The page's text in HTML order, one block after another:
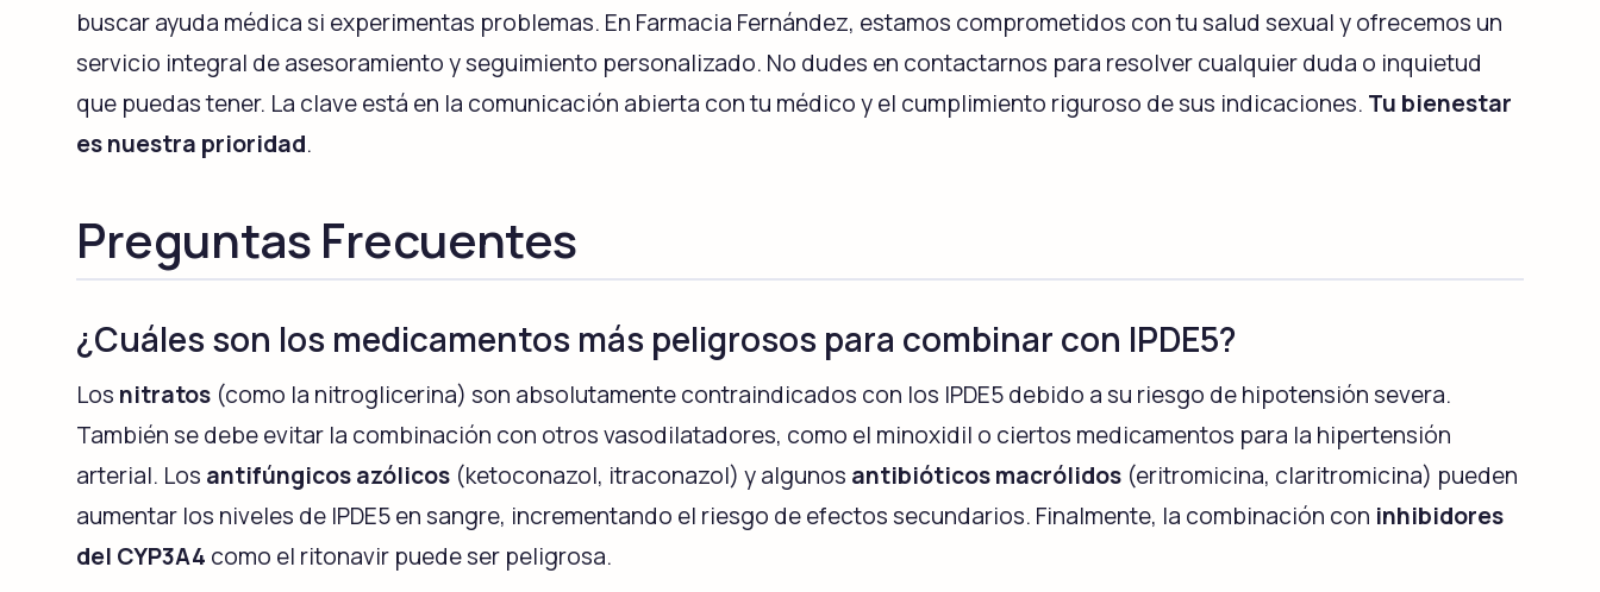
buscar ayuda médica si experimentas problemas. En Farmacia Fernández, estamos comprometidos con tu salud sexual y ofrecemos un
servicio integral de asesoramiento y seguimiento personalizado. No dudes en contactarnos para resolver cualquier duda o inquietud
que puedas tener. La clave está en la comunicación abierta con tu médico y el cumplimiento riguroso de sus indicaciones. Tu bienestar
es nuestra prioridad.
Preguntas Frecuentes
¿Cuáles son los medicamentos más peligrosos para combinar con IPDE5?
Los nitratos (como la nitroglicerina) son absolutamente contraindicados con los IPDE5 debido a su riesgo de hipotensión severa.
También se debe evitar la combinación con otros vasodilatadores, como el minoxidil o ciertos medicamentos para la hipertensión
arterial. Los antifúngicos azólicos (ketoconazol, itraconazol) y algunos antibióticos macrólidos (eritromicina, claritromicina) pueden
aumentar los niveles de IPDE5 en sangre, incrementando el riesgo de efectos secundarios. Finalmente, la combinación con inhibidores
del CYP3A4 como el ritonavir puede ser peligrosa.